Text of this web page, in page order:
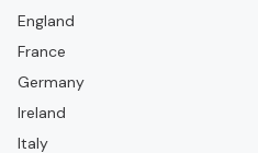
FC Lorient
FC Metz
England
France
Germany
Ireland
Italy